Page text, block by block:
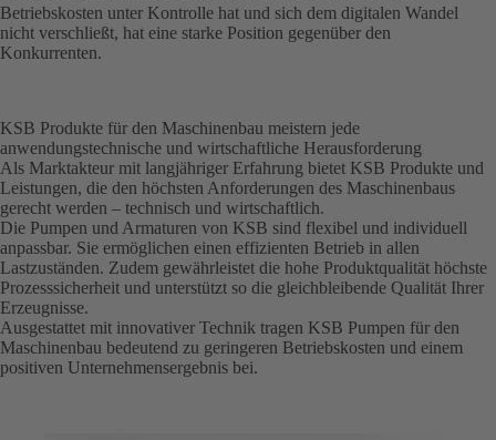
Betriebskosten unter Kontrolle hat und sich dem digitalen Wandel
nicht verschließt, hat eine starke Position gegenüber den
Konkurrenten.
KSB Produkte für den Maschinenbau meistern jede
anwendungstechnische und wirtschaftliche Herausforderung
Als Marktakteur mit langjähriger Erfahrung bietet KSB Produkte und
Leistungen, die den höchsten Anforderungen des Maschinenbaus
gerecht werden – technisch und wirtschaftlich.
Die Pumpen und Armaturen von KSB sind flexibel und individuell
anpassbar. Sie ermöglichen einen effizienten Betrieb in allen
Lastzuständen. Zudem gewährleistet die hohe Produktqualität höchste
Prozesssicherheit und unterstützt so die gleich­bleibende Qualität Ihrer
Erzeugnisse.
Ausgestattet mit innovativer Technik tragen KSB Pumpen für den
Maschinenbau bedeutend zu geringeren Betriebskosten und einem
positiven Unternehmensergebnis bei.